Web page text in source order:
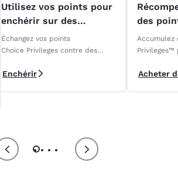
Utilisez vos points pour
enchérir sur des
expériences VIP de la
LCF
Échangez vos points
Choice Privileges contre des
éliminatoires 2025 de la LCF!
Enchérir
des
Accumulez
Privileges™
des
Acheter